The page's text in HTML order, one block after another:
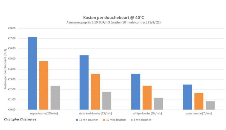
Na uw aanmelding
Vacature ICT beheerder
Vacature vrijwilliger HUBA
Vacature vrijwilliger thuisadministratie